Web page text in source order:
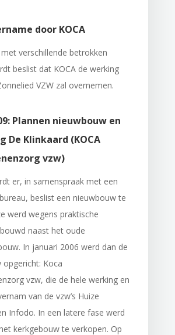
door KOCA
verschillende betrokken
beslist dat KOCA de werking
VZW zal overnemen.
Plannen nieuwbouw en
De Klinkaard (KOCA
vzw)
er, in samenspraak met een
beslist een nieuwbouw te
werd wegens praktische
naast het oude
In januari 2006 werd dan de
opgericht: Koca
vzw, die de hele werking en
van de vzw’s Huize
Infodo. In een latere fase werd
kerkgebouw te verkopen. Op